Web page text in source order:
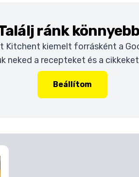
ránk
Kitchent kiemelt forrásként a
neked a recepteket és a
Beállítom